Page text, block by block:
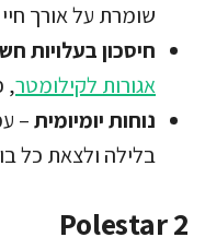
שומרת על אורך
חיסכון בעלויות
אגורות לקילומטר,
נוחות יומיומית–
בלילה ולצאת כל
Polestar 2